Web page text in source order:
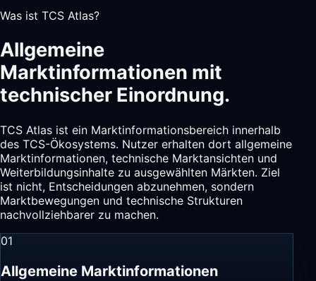
Was ist TCS Atlas?
Allgemeine
Marktinformationen mit
technischer Einordnung.
TCS Atlas ist ein Marktinformationsbereich innerhalb
des TCS-Ökosystems. Nutzer erhalten dort allgemeine
Marktinformationen, technische Marktansichten und
Weiterbildungsinhalte zu ausgewählten Märkten. Ziel
ist nicht, Entscheidungen abzunehmen, sondern
Marktbewegungen und technische Strukturen
nachvollziehbarer zu machen.
01
Allgemeine Marktinformationen